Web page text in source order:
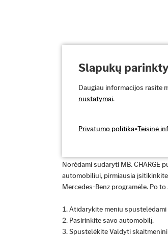
Norėdami sudaryti MB. CHARGE
automobiliui, pirmiausia
Mercedes-Benz programėle. Po
Atidarykite meniu spustelėdami
Pasirinkite savo automobilį.
Spustelėkite Valdyti
Slapukų
Daugiau informacijos rasite
nustatymai.
Privatumo politika•Teisinė